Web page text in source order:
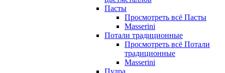
Пасты
Просмотреть всё Пасты
Masserini
Потали традиционные
Просмотреть всё Потали
традиционные
Masserini
Пудра